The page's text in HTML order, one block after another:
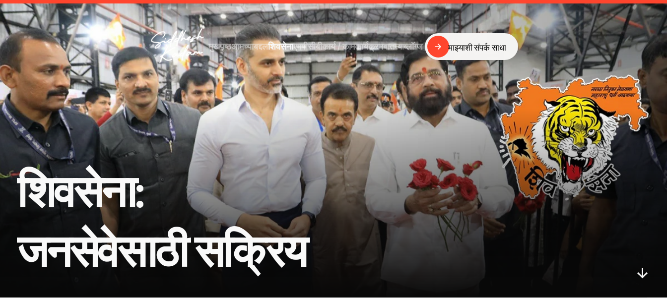
मुखपृष्ठ
मुखपृष्ठ
आमच्याबद्दल
आमच्याबद्दल
शिवसेना
शिवसेना
एमपीसीबी
एमपीसीबी
कार्य / काम
कार्य / काम
कार्यक्रम
कार्यक्रम
बातम्या
बातम्या
ब्लॉग्ज
ब्लॉग्ज
माझ्याशी संपर्क साधा
माझ्याशी संपर्क साधा
शिवसेना:
जनसेवेसाठी सक्रिय